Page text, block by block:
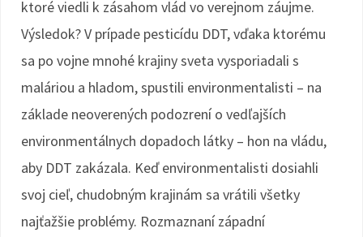
ktoré viedli k zásahom vlád vo verejnom záujme.
Výsledok? V prípade pesticídu DDT, vďaka ktorému
sa po vojne mnohé krajiny sveta vysporiadali s
maláriou a hladom, spustili environmentalisti – na
základe neoverených podozrení o vedľajších
environmentálnych dopadoch látky – hon na vládu,
aby DDT zakázala. Keď environmentalisti dosiahli
svoj cieľ, chudobným krajinám sa vrátili všetky
najťažšie problémy. Rozmaznaní západní